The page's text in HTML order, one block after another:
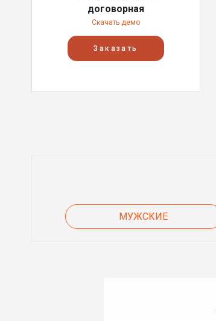
договорная
Скачать демо
Заказать
МУЖСКИЕ